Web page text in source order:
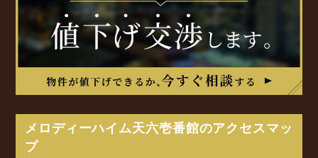
メロディーハイム天六壱番館のアクセスマッ
プ